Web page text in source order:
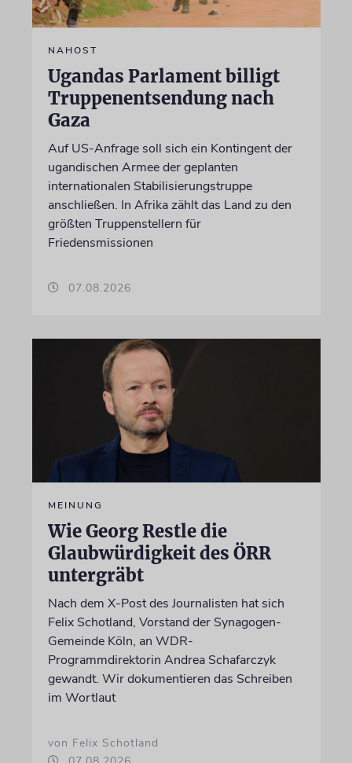
NAHOST
Ugandas Parlament billigt
Truppenentsendung nach
Gaza
Auf US-Anfrage soll sich ein Kontingent der
ugandischen Armee der geplanten
internationalen Stabilisierungstruppe
anschließen. In Afrika zählt das Land zu den
größten Truppenstellern für
Friedensmissionen
07.08.2026
MEINUNG
Wie Georg Restle die
Glaubwürdigkeit des ÖRR
untergräbt
Nach dem X-Post des Journalisten hat sich
Felix Schotland, Vorstand der Synagogen-
Gemeinde Köln, an WDR-
Programmdirektorin Andrea Schafarczyk
gewandt. Wir dokumentieren das Schreiben
im Wortlaut
von Felix Schotland